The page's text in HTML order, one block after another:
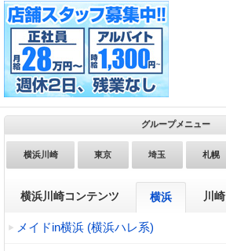
グループメニュー
横浜川崎 東京 埼玉 札幌
横浜川崎コンテンツ 横浜 川崎
メイドin横浜 (横浜ハレ系)